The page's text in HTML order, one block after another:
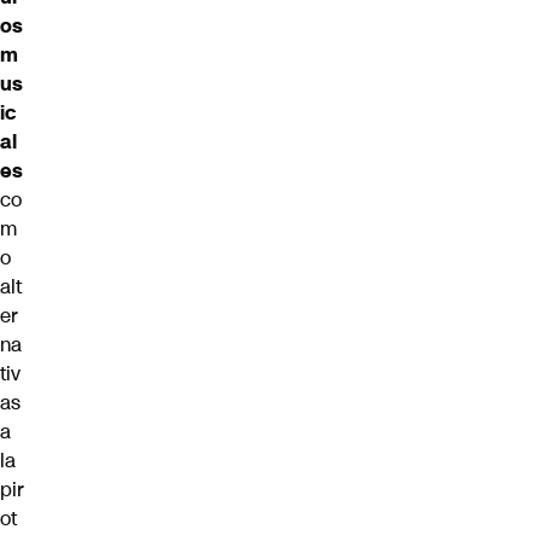
os
m
us
ic
al
es
co
m
o
alt
er
na
tiv
as
a
la
pir
ot